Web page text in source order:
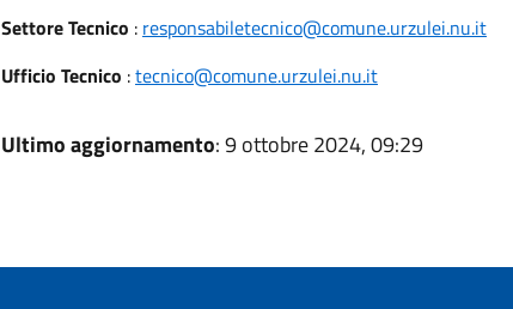
Settore Tecnico : responsabiletecnico@comune.urzulei.nu.it
Ufficio Tecnico :tecnico@comune.urzulei.nu.it
Ultimo aggiornamento: 9 ottobre 2024, 09:29